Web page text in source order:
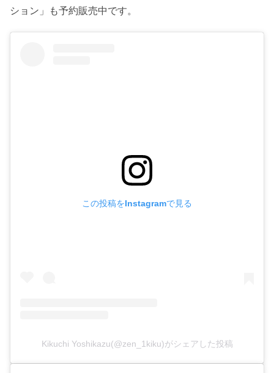
ション」も予約販売中です。
この投稿をInstagramで見る
Kikuchi Yoshikazu(@zen_1kiku)がシェアした投稿